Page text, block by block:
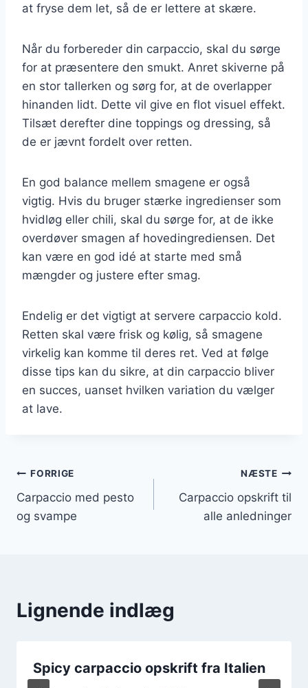
at fryse dem let, så de er lettere at skære.
Når du forbereder din carpaccio, skal du sørge
for at præsentere den smukt. Anret skiverne på
en stor tallerken og sørg for, at de overlapper
hinanden lidt. Dette vil give en flot visuel effekt.
Tilsæt derefter dine toppings og dressing, så
de er jævnt fordelt over retten.
En god balance mellem smagene er også
vigtig. Hvis du bruger stærke ingredienser som
hvidløg eller chili, skal du sørge for, at de ikke
overdøver smagen af hovedingrediensen. Det
kan være en god idé at starte med små
mængder og justere efter smag.
Endelig er det vigtigt at servere carpaccio kold.
Retten skal være frisk og kølig, så smagene
virkelig kan komme til deres ret. Ved at følge
disse tips kan du sikre, at din carpaccio bliver
en succes, uanset hvilken variation du vælger
at lave.
Indlægsnavigation
FORRIGE
Carpaccio med pesto
og svampe
NÆSTE
Carpaccio opskrift til
alle anledninger
Lignende indlæg
Spicy carpaccio opskrift fra Italien